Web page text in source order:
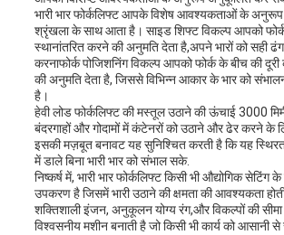
भारी भार फोर्कलिफ्ट आपके विशेष आवश्यकताओं के अनुरूप
श्रृंखला के साथ आता है। साइड शिफ्ट विकल्प आपको फोर्क
स्थानांतरित करने की अनुमति देता है,अपने भारों को सही
करनाफोर्क पोजिशनिंग विकल्प आपको फोर्क के बीच की
की अनुमति देता है, जिससे विभिन्न आकार के भार को
है।
हेवी लोड फोर्कलिफ्ट की मस्तूल उठाने की ऊंचाई 3000
बंदरगाहों और गोदामों में कंटेनरों को उठाने और ढेर करने के
इसकी मज़बूत बनावट यह सुनिश्चित करती है कि यह
में डाले बिना भारी भार को संभाल सके.
निष्कर्ष में, भारी भार फोर्कलिफ्ट किसी भी औद्योगिक
उपकरण है जिसमें भारी उठाने की क्षमता की आवश्यकता
शक्तिशाली इंजन, अनुकूलन योग्य रंग,और विकल्पों की
विश्वसनीय मशीन बनाती है जो किसी भी कार्य को आसानी